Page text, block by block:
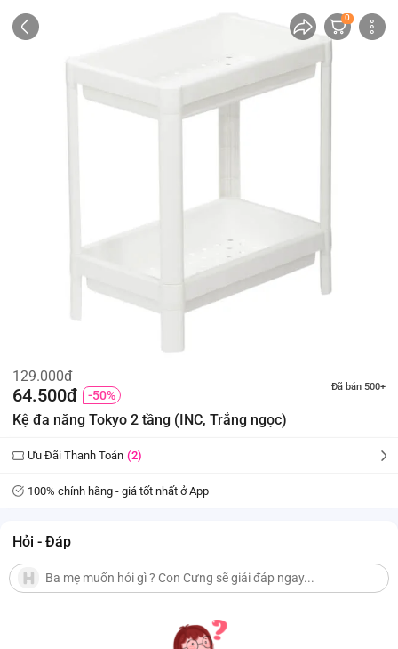
0
129.000đ
64.500đ -50%
Đã bán 500+
Kệ đa năng Tokyo 2 tầng (INC, Trắng ngọc)
Ưu Đãi Thanh Toán (2)
100% chính hãng - giá tốt nhất ở App
Hỏi - Đáp